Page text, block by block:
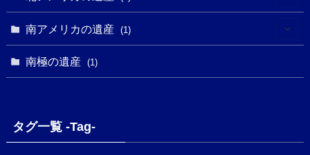
(16)
(62)
(2)
(7)
(2)
(1)
(18)
(1)
(2)
(3)
(1)
(1)
南アメリカの遺産 (1)
南極の遺産 (1)
タグ一覧 -Tag-